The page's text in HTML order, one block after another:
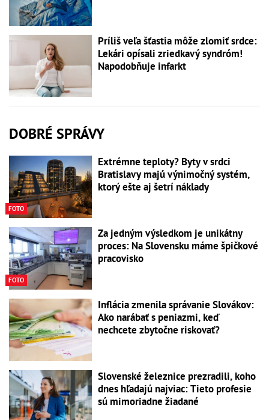
Príliš veľa šťastia môže zlomiť srdce:
Lekári opísali zriedkavý syndróm!
Napodobňuje infarkt
DOBRÉ SPRÁVY
FOTO
Extrémne teploty? Byty v srdci
Bratislavy majú výnimočný systém,
ktorý ešte aj šetrí náklady
FOTO
Za jedným výsledkom je unikátny
proces: Na Slovensku máme špičkové
pracovisko
Inflácia zmenila správanie Slovákov:
Ako narábať s peniazmi, keď
nechcete zbytočne riskovať?
Slovenské železnice prezradili, koho
dnes hľadajú najviac: Tieto profesie
sú mimoriadne žiadané